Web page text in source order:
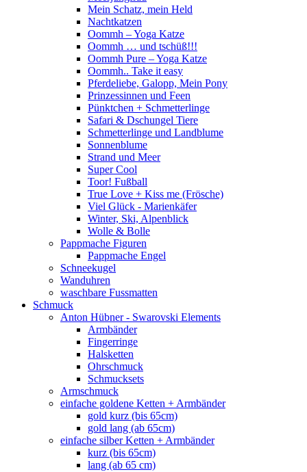
Mein Schatz, mein Held
Nachtkatzen
Oommh – Yoga Katze
Oommh … und tschüß!!!
Oommh Pure – Yoga Katze
Oommh.. Take it easy
Pferdeliebe, Galopp, Mein Pony
Prinzessinnen und Feen
Pünktchen + Schmetterlinge
Safari & Dschungel Tiere
Schmetterlinge und Landblume
Sonnenblume
Strand und Meer
Super Cool
Toor! Fußball
True Love + Kiss me (Frösche)
Viel Glück - Marienkäfer
Winter, Ski, Alpenblick
Wolle & Bolle
Pappmache Figuren
Pappmache Engel
Schneekugel
Wanduhren
waschbare Fussmatten
Schmuck
Anton Hübner - Swarovski Elements
Armbänder
Fingerringe
Halsketten
Ohrschmuck
Schmucksets
Armschmuck
einfache goldene Ketten + Armbänder
gold kurz (bis 65cm)
gold lang (ab 65cm)
einfache silber Ketten + Armbänder
kurz (bis 65cm)
lang (ab 65 cm)